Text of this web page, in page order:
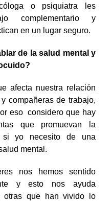
o psiquiatra les
complementario y
en un lugar seguro.
de la salud mental y
afecta nuestra relación
compañeras de trabajo,
eso considero que hay
que promuevan la
si yo necesito de una
mental.
nos hemos sentido
y esto nos ayuda
otras que han vivido lo